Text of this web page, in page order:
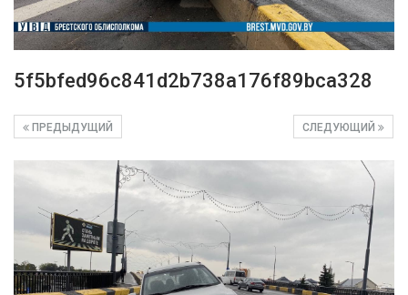
5f5bfed96c841d2b738a176f89bca328
СЛЕДУЮЩИЙ
ПРЕДЫДУЩИЙ